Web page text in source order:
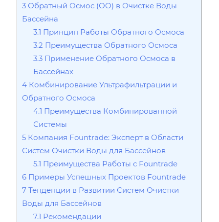
3 Обратный Осмос (ОО) в Очистке Воды
Бассейна
3.1 Принцип Работы Обратного Осмоса
3.2 Преимущества Обратного Осмоса
3.3 Применение Обратного Осмоса в
Бассейнах
4 Комбинирование Ультрафильтрации и
Обратного Осмоса
4.1 Преимущества Комбинированной
Системы
5 Компания Fountrade: Эксперт в Области
Систем Очистки Воды для Бассейнов
5.1 Преимущества Работы с Fountrade
6 Примеры Успешных Проектов Fountrade
7 Тенденции в Развитии Систем Очистки
Воды для Бассейнов
7.1 Рекомендации